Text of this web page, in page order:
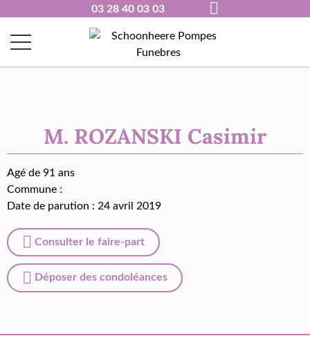
03 28 40 03 03
M. ROZANSKI Casimir
Agé de 91 ans
Commune :
Date de parution : 24 avril 2019
Consulter le faire-part
Déposer des condoléances